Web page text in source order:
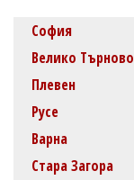
София
Велико Търново
Плевен
Русе
Варна
Стара Загора